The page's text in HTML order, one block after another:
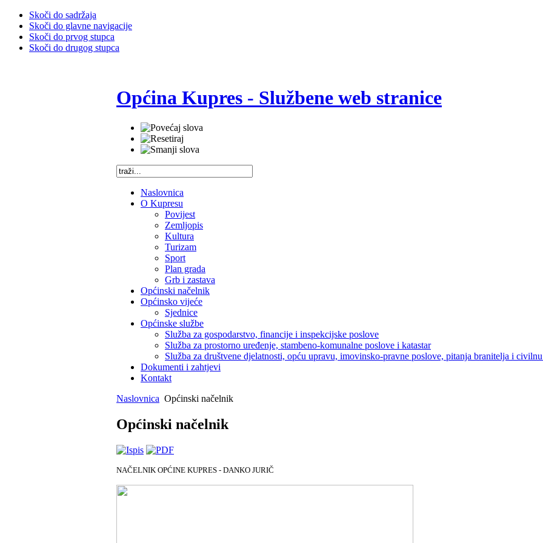
Skoči do sadržaja
Skoči do glavne navigacije
Skoči do prvog stupca
Skoči do drugog stupca
Općina Kupres - Službene web stranice
Naslovnica
O Kupresu
Povijest
Zemljopis
Kultura
Turizam
Sport
Plan grada
Grb i zastava
Općinski načelnik
Općinsko vijeće
Sjednice
Općinske službe
Služba za gospodarstvo, financije i inspekcijske poslove
Služba za prostorno uređenje, stambeno-komunalne poslove i katastar
Služba za društvene djelatnosti, opću upravu, imovinsko-pravne poslove, pitanja branitelja i
Dokumenti i zahtjevi
Kontakt
Naslovnica Općinski načelnik
Općinski načelnik
NAČELNIK OPĆINE KUPRES - DANKO JURIČ